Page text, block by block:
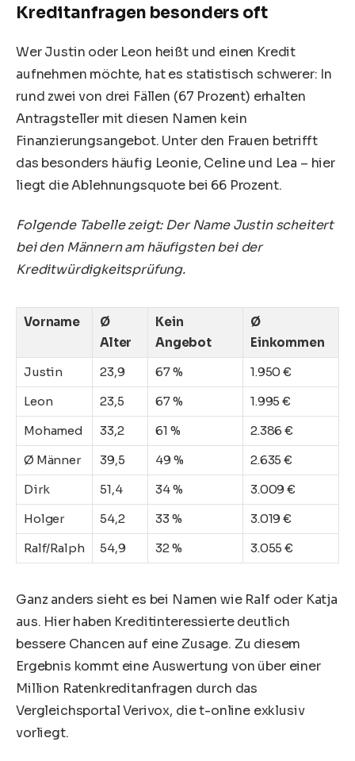
Kreditanfragen besonders oft
Wer Justin oder Leon heißt und einen Kredit
aufnehmen möchte, hat es statistisch schwerer: In
rund zwei von drei Fällen (67 Prozent) erhalten
Antragsteller mit diesen Namen kein
Finanzierungsangebot. Unter den Frauen betrifft
das besonders häufig Leonie, Celine und Lea – hier
liegt die Ablehnungsquote bei 66 Prozent.
Folgende Tabelle zeigt: Der Name Justin scheitert
bei den Männern am häufigsten bei der
Kreditwürdigkeitsprüfung.
Vorname
Ø
Alter
Kein
Angebot
Ø
Einkommen
Justin
23,9 67 %
1.950 €
Leon
23,5 67 %
1.995 €
Mohamed
33,2 61 %
2.386 €
Ø Männer
39,5 49 %
2.635 €
Dirk
51,4 34 %
3.009 €
Holger
54,2 33 %
3.019 €
Ralf/Ralph
54,9 32 % 3.055 €
Ganz anders sieht es bei Namen wie Ralf oder Katja
aus. Hier haben Kreditinteressierte deutlich
bessere Chancen auf eine Zusage. Zu diesem
Ergebnis kommt eine Auswertung von über einer
Million Ratenkreditanfragen durch das
Vergleichsportal Verivox, die t-online exklusiv
vorliegt.